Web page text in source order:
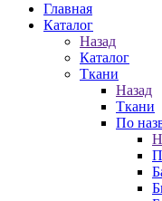
Главная
Каталог
Назад
Каталог
Ткани
Назад
Ткани
По